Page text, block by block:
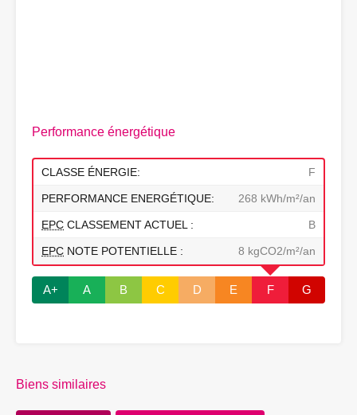
Performance énergétique
CLASSE ÉNERGIE: F
PERFORMANCE ENERGÉTIQUE: 268 kWh/m²/an
EPC CLASSEMENT ACTUEL : B
EPC NOTE POTENTIELLE : 8 kgCO2/m²/an
A+ A B C D E F G
Biens similaires